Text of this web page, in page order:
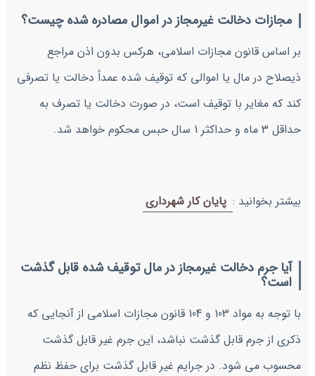
مجازات دخالت غیرمجاز در اموال مصادره شده چیست؟
بر اساس قانون مجازات اسلامی، هرکس بدون اذن مراجع
ذیصلاح در مال یا اموالی که توقیف شده عمداً دخالت یا تصرفی
کند که مغایر با توقیف است، در صورت دخالت یا تصرف به
حداقل 3 ماه و حداکثر 1 سال حبس محکوم خواهد شد.
بیشتر بخوانید : پایان کار شهرداری
آیا جرم دخالت غیرمجاز در مال توقیف شده قابل گذشت
است؟
با توجه به مواد 103 و 104 قانون مجازات اسلامی از آنجایی که
ذکری از جرم قابل گذشت نباشد، این جرم غیر قابل گذشت
محسوب می شود. در جرایم غیر قابل گذشت برای حفظ نظم